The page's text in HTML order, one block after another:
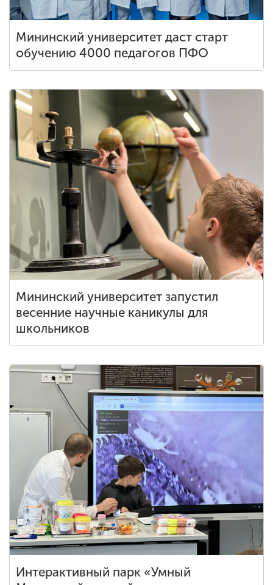
Мининский университет даст старт
обучению 4000 педагогов ПФО
Мининский университет запустил
весенние научные каникулы для
школьников
Интерактивный парк «Умный